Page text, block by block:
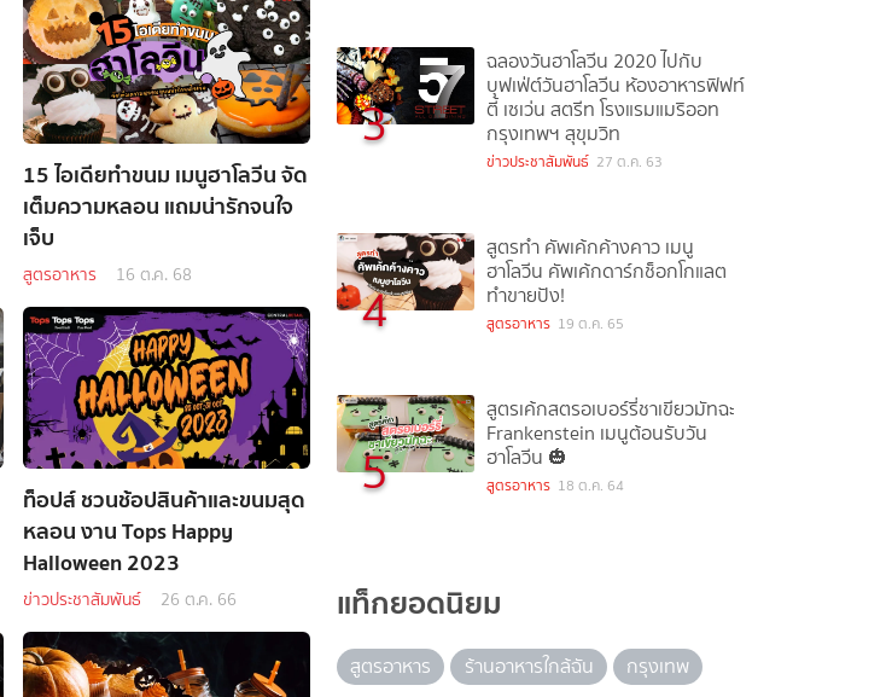
15 ไอเดียทำขนม เมนูฮาโลวีน จัด
เต็มความหลอน แถมน่ารักจนใจ
เจ็บ
สูตรอาหาร 16 ต.ค. 68
ท็อปส์ ชวนช้อปสินค้าและขนมสุด
หลอน งาน Tops Happy
Halloween 2023
ข่าวประชาสัมพันธ์ 26 ต.ค. 66
3
ฉลองวันฮาโลวีน 2020 ไปกับ
บุฟเฟ่ต์วันฮาโลวีน ห้องอาหารฟิฟท์
ตี้ เซเว่น สตรีท โรงแรมแมริออท
กรุงเทพฯ สุขุมวิท
ข่าวประชาสัมพันธ์ 27 ต.ค. 63
4
สูตรทำ คัพเค้กค้างคาว เมนู
ฮาโลวีน คัพเค้กดาร์กช็อกโกแลต
ทำขายปัง!
สูตรอาหาร 19 ต.ค. 65
5
สูตรเค้กสตรอเบอร์รี่ชาเขียวมัทฉะ
Frankenstein เมนูต้อนรับวัน
ฮาโลวีน 🎃
สูตรอาหาร 18 ต.ค. 64
แท็กยอดนิยม
สูตรอาหาร ร้านอาหารใกล้ฉัน
กรุงเทพ